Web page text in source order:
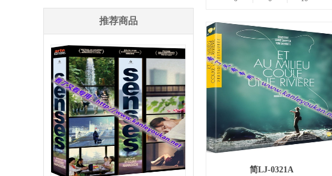
简LJ-0321A
推荐商品